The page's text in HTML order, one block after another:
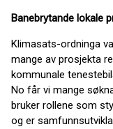
Banebrytande lokale
Klimasats-ordninga
mange av prosjekta
kommunale
No får vi mange
bruker rollene som
og er